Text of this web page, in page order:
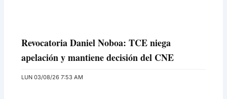
Revocatoria Daniel Noboa: TCE niega
apelación y mantiene decisión del CNE
LUN 03/08/26 7:53 AM